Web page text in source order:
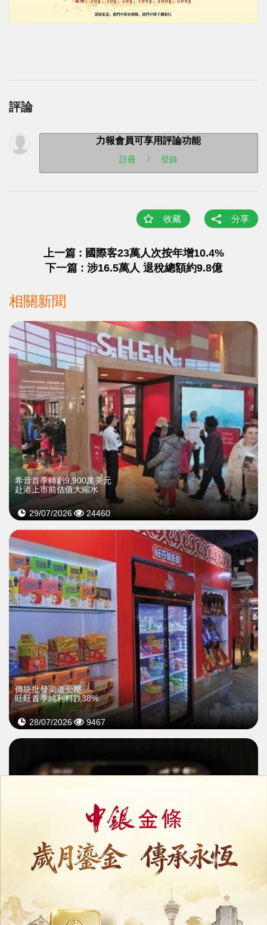
評論
力報會員可享用評論功能
註冊 / 登錄
收藏 分享
上一篇 : 國際客23萬人次按年增10.4%
下一篇 : 涉16.5萬人 退稅總額約9.8億
相關新聞
希音首季轉虧9,900萬美元
赴港上市前估值大縮水
29/07/2026 24460
傳統批發渠道受壓
旺旺首季純利料跌38%
28/07/2026 9467
拼多多首季盈利跌逾一成
Temu撐起收入增長 押注自營品牌